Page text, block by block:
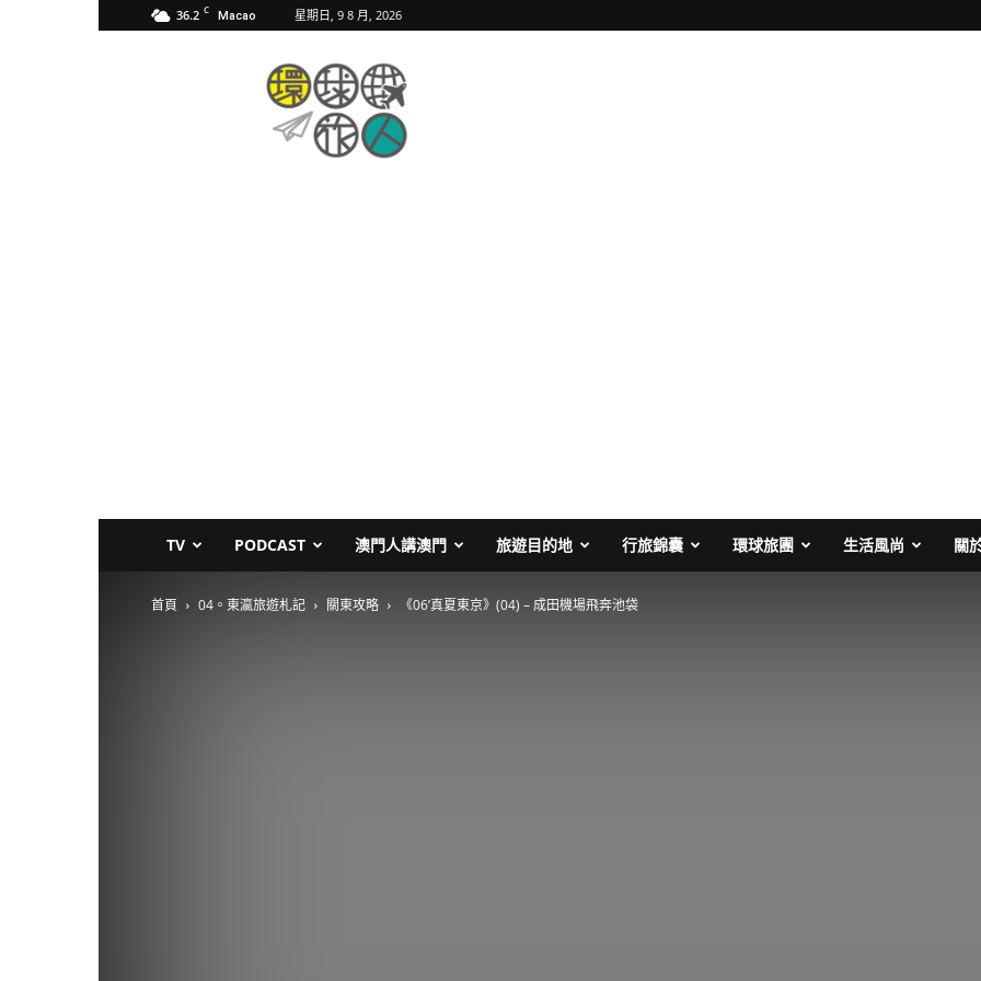
36.2 C Macao 星期日, 9 8 月, 2026
TV PODCAST 澳門人講澳門 旅遊目的地 行旅錦囊 環球旅團 生活風尚 關
首頁 04。東瀛旅遊札記 關東攻略 《06’真夏東京》(04) – 成田機場飛奔池袋